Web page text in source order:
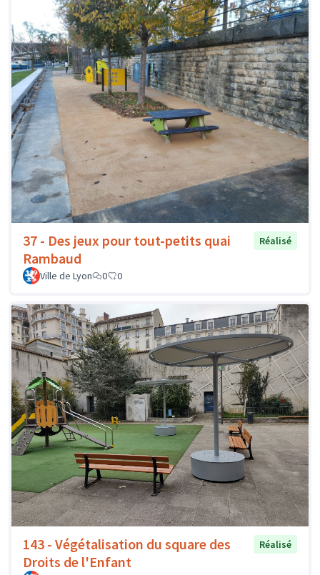
37 - Des jeux pour tout-petits quai
Rambaud
Réalisé
Ville de Lyon 0 0
143 - Végétalisation du square des
Droits de l'Enfant
Réalisé